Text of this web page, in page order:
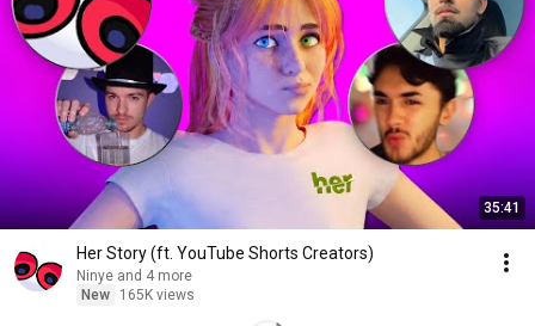
35:41
Her Story (ft. YouTube Shorts Creators)
Ninye and 4 more
New
165K views